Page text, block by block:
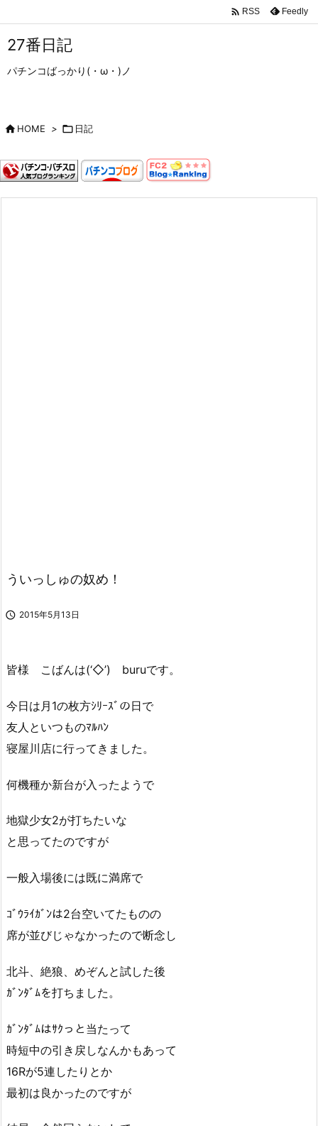
 RSS Feedly
27番日記
パチンコばっかり(・ω・)ノ
HOME >  日記
ういっしゅの奴め！
 2015年5月13日
皆様 こばんは(‘◇’)ゞburuです。
今日は月1の枚方ｼﾘｰｽﾞの日で
友人といつものﾏﾙﾊﾝ
寝屋川店に行ってきました。
何機種か新台が入ったようで
地獄少女2が打ちたいな
と思ってたのですが
一般入場後には既に満席で
ｺﾞｳﾗｲｶﾞﾝは2台空いてたものの
席が並びじゃなかったので断念し
北斗、絶狼、めぞんと試した後
ｶﾞﾝﾀﾞﾑを打ちました。
ｶﾞﾝﾀﾞﾑはｻｸっと当たって
時短中の引き戻しなんかもあって
16Rが5連したりとか
最初は良かったのですが